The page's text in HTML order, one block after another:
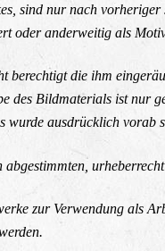
sind nur nach
oder anderweitig als
berechtigt die ihm
des Bildmaterials ist nur
wurde ausdrücklich vorab
zur Verwendung als